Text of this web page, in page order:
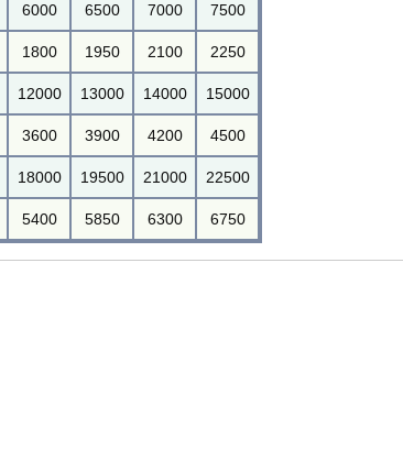
6000 6500 7000 7500
1800 1950 2100 2250
12000 13000 14000 15000
3600 3900 4200 4500
18000 19500 21000 22500
5400 5850 6300 6750